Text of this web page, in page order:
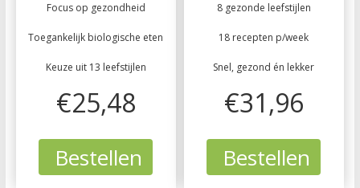
Focus op gezondheid
Toegankelijk biologische eten
Keuze uit 13 leefstijlen
€25,48
Bestellen
8 gezonde leefstijlen
18 recepten p/week
Snel, gezond én lekker
€31,96
Bestellen